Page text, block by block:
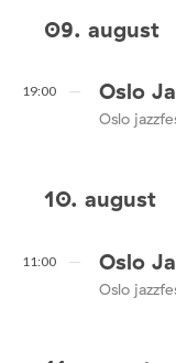
09. august
19:00 Oslo
Oslo
10. august
11:00 Oslo
Oslo